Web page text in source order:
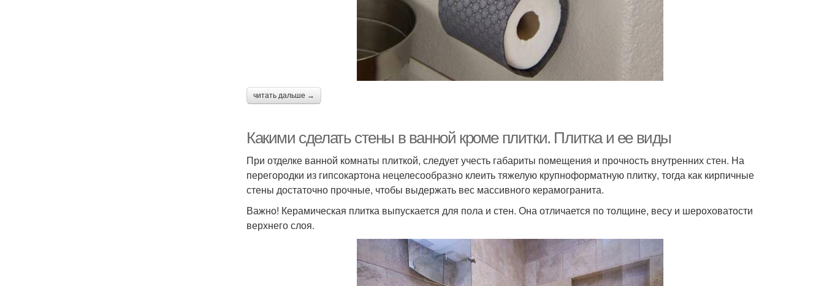
читать дальше →
Какими сделать стены в ванной кроме плитки. Плитка и ее виды
При отделке ванной комнаты плиткой, следует учесть габариты помещения и прочность внутренних стен. На
перегородки из гипсокартона нецелесообразно клеить тяжелую крупноформатную плитку, тогда как кирпичные
стены достаточно прочные, чтобы выдержать вес массивного керамогранита.
Важно! Керамическая плитка выпускается для пола и стен. Она отличается по толщине, весу и шероховатости
верхнего слоя.